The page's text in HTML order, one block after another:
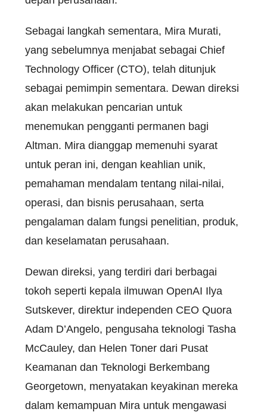
Sebagai langkah sementara, Mira Murati,
yang sebelumnya menjabat sebagai Chief
Technology Officer (CTO), telah ditunjuk
sebagai pemimpin sementara. Dewan direksi
akan melakukan pencarian untuk
menemukan pengganti permanen bagi
Altman. Mira dianggap memenuhi syarat
untuk peran ini, dengan keahlian unik,
pemahaman mendalam tentang nilai-nilai,
operasi, dan bisnis perusahaan, serta
pengalaman dalam fungsi penelitian, produk,
dan keselamatan perusahaan.
Dewan direksi, yang terdiri dari berbagai
tokoh seperti kepala ilmuwan OpenAI Ilya
Sutskever, direktur independen CEO Quora
Adam D’Angelo, pengusaha teknologi Tasha
McCauley, dan Helen Toner dari Pusat
Keamanan dan Teknologi Berkembang
Georgetown, menyatakan keyakinan mereka
dalam kemampuan Mira untuk mengawasi